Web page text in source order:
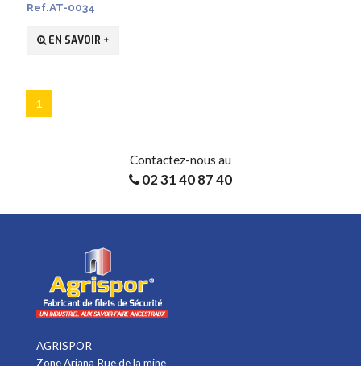
Ref.AT-0034
EN SAVOIR +
1
Contactez-nous au
02 31 40 87 40
AGRISPOR
Zone Ariana Rue de la mine